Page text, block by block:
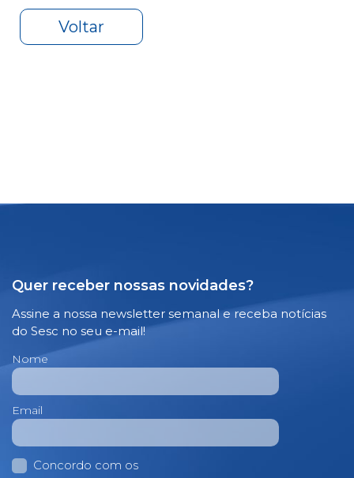
Voltar
Quer receber nossas novidades?
Assine a nossa newsletter semanal e receba notícias
do Sesc no seu e-mail!
Nome
Email
Concordo com os